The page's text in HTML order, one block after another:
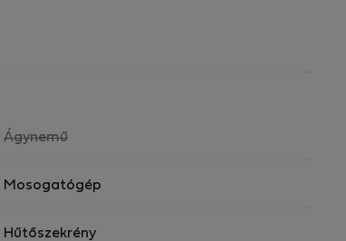
Ágynemű,
elérhető
Mosogatógép
Hűtőszekrény